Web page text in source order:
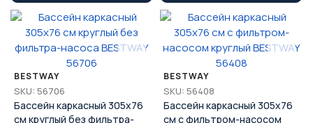
BESTWAY
SKU: 56706
Бассейн каркасный 305x76
см круглый без фильтра-
BESTWAY
SKU: 56408
Бассейн каркасный 305x76
см с фильтром-насосом